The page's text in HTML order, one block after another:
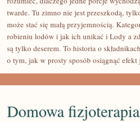
LODY
WEGAŃSKIE
twarde. Tu zimno nie jest przeszkodą,
może stać się małą przyjemnością.
robieniu lodów i jak ich unikać i Lody a
są tylko deserem. To historia o
o tym, jak w prosty sposób osiągnąć efekt
Domowa